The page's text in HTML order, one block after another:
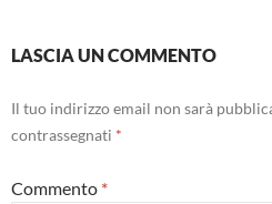
LASCIA UN COMMENTO
Il tuo indirizzo email non sarà
contrassegnati *
Commento *